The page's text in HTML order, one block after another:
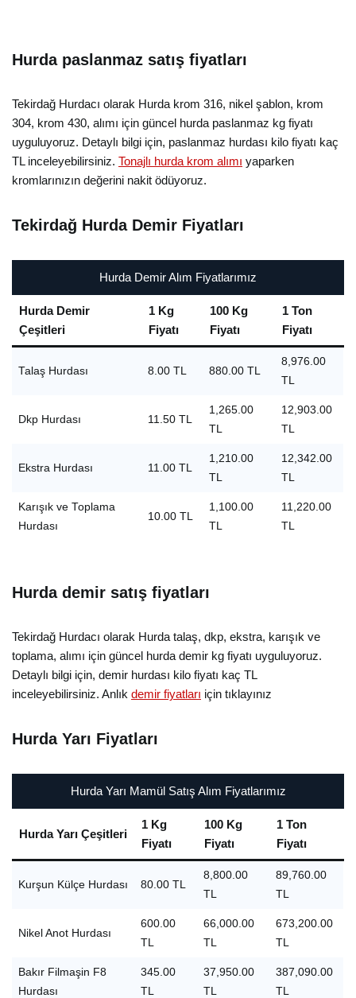
Hurda paslanmaz satış fiyatları
Tekirdağ Hurdacı olarak Hurda krom 316, nikel şablon, krom
304, krom 430, alımı için güncel hurda paslanmaz kg fiyatı
uyguluyoruz. Detaylı bilgi için, paslanmaz hurdası kilo fiyatı kaç
TL inceleyebilirsiniz. Tonajlı hurda krom alımı yaparken
kromlarınızın değerini nakit ödüyoruz.
Tekirdağ Hurda Demir Fiyatları
Hurda Demir Alım Fiyatlarımız
Hurda Demir
Çeşitleri
1 Kg
Fiyatı
100 Kg
Fiyatı
1 Ton
Fiyatı
Talaş Hurdası 8.00 TL 880.00 TL
8,976.00
TL
Dkp Hurdası 11.50 TL
1,265.00
TL
12,903.00
TL
Ekstra Hurdası 11.00 TL
1,210.00
TL
12,342.00
TL
Karışık ve Toplama
Hurdası
10.00 TL
1,100.00
TL
11,220.00
TL
Hurda demir satış fiyatları
Tekirdağ Hurdacı olarak Hurda talaş, dkp, ekstra, karışık ve
toplama, alımı için güncel hurda demir kg fiyatı uyguluyoruz.
Detaylı bilgi için, demir hurdası kilo fiyatı kaç TL
inceleyebilirsiniz. Anlık demir fiyatları için tıklayınız
Hurda Yarı Fiyatları
Hurda Yarı Mamül Satış Alım Fiyatlarımız
Hurda Yarı Çeşitleri
1 Kg
Fiyatı
100 Kg
Fiyatı
1 Ton
Fiyatı
Kurşun Külçe Hurdası 80.00 TL
8,800.00
TL
89,760.00
TL
Nikel Anot Hurdası
600.00
TL
66,000.00
TL
673,200.00
TL
Bakır Filmaşin F8
Hurdası
345.00
TL
37,950.00
TL
387,090.00
TL